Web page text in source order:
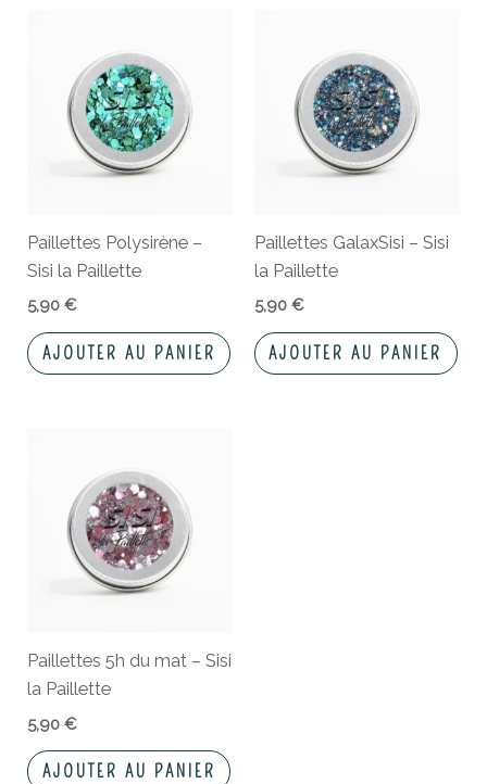
Paillettes Polysirène –
Sisi la Paillette
5,90€
AJOUTER AU PANIER
Paillettes GalaxSisi – Sisi
la Paillette
5,90 €
AJOUTER AU PANIER
Paillettes 5h du mat – Sisi
la Paillette
5,90€
AJOUTER AU PANIER